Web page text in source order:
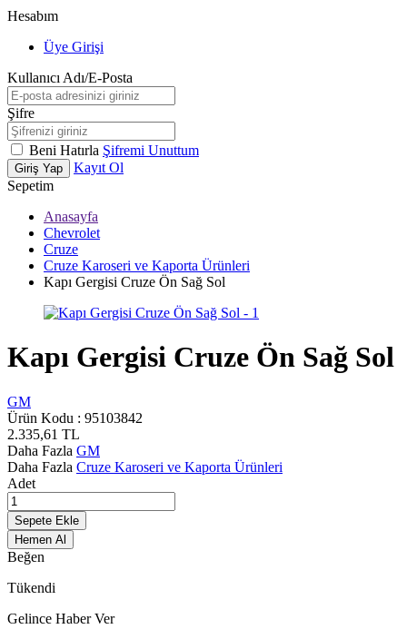
Hesabım
Üye Girişi
Kullanıcı Adı/E-Posta
Şifre
Beni Hatırla Şifremi Unuttum
Giriş Yap
Kayıt Ol
Sepetim
Anasayfa
Chevrolet
Cruze
Cruze Karoseri ve Kaporta Ürünleri
Kapı Gergisi Cruze Ön Sağ Sol
Kapı Gergisi Cruze Ön Sağ Sol
GM
Ürün Kodu : 95103842
2.335,61 TL
Daha Fazla GM
Daha Fazla Cruze Karoseri ve Kaporta Ürünleri
Adet
Sepete Ekle
Hemen Al
Beğen
Tükendi
Gelince Haber Ver